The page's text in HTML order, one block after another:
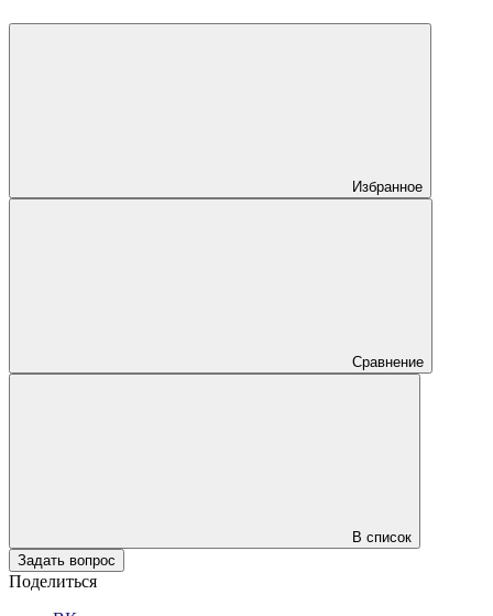
Избранное
Сравнение
В список
Задать вопрос
Поделиться